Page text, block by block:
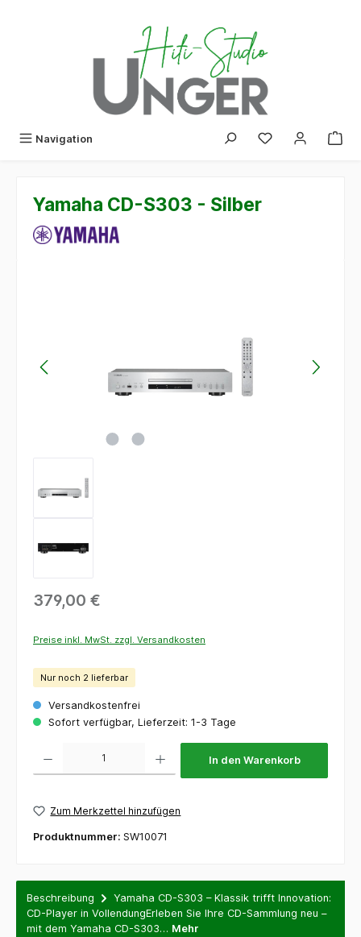
Navigation
Yamaha CD-S303 - Silber
379,00 €
Preise inkl. MwSt. zzgl. Versandkosten
Nur noch 2 lieferbar
Versandkostenfrei
Sofort verfügbar, Lieferzeit: 1-3 Tage
In den Warenkorb
Zum Merkzettel hinzufügen
Produktnummer: SW10071
Beschreibung
Yamaha CD-S303 – Klassik trifft Innovation:
CD-Player in VollendungErleben Sie Ihre CD-Sammlung neu –
mit dem Yamaha CD-S303… Mehr